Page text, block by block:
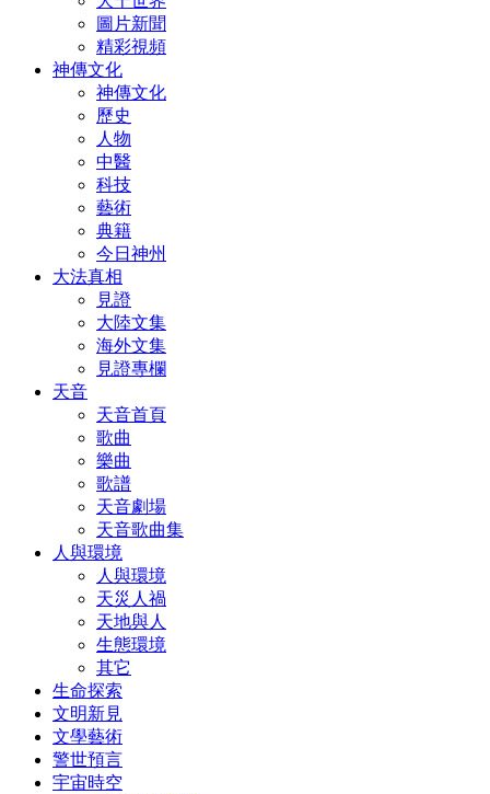
圖片新聞
精彩視頻
神傳文化
神傳文化
歷史
人物
中醫
科技
藝術
典籍
今日神州
大法真相
見證
大陸文集
海外文集
見證專欄
天音
天音首頁
歌曲
樂曲
歌譜
天音劇場
天音歌曲集
人與環境
人與環境
天災人禍
天地與人
生態環境
其它
生命探索
文明新見
文學藝術
警世預言
宇宙時空